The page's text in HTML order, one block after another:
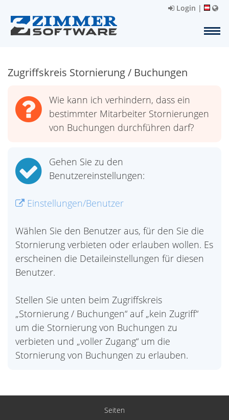
Login |
Zugriffskreis Stornierung / Buchungen
Wie kann ich verhindern, dass ein
bestimmter Mitarbeiter Stornierungen
von Buchungen durchführen darf?
Gehen Sie zu den
Benutzereinstellungen:
Einstellungen/Benutzer
Wählen Sie den Benutzer aus, für den Sie die
Stornierung verbieten oder erlauben wollen. Es
erscheinen die Detaileinstellungen für diesen
Benutzer.
Stellen Sie unten beim Zugriffskreis
„Stornierung / Buchungen“ auf „kein Zugriff“
um die Stornierung von Buchungen zu
verbieten und „voller Zugang“ um die
Stornierung von Buchungen zu erlauben.
Seiten